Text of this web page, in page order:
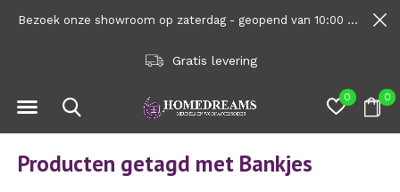
0 0
Gratis levering
Bezoek onze showroom op zaterdag - geopend van 10:00 tot 1600
Producten getagd met Bankjes